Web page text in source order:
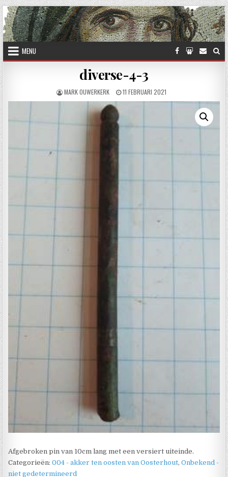
Skip to content
MENU
diverse-4-3
AUTHOR:
MARK OUWERKERK PUBLISHED DATE:
11 FEBRUARI 2021
Afgebroken pin van 10cm lang met een versiert uiteinde.
Categorieën:004 - akker ten oosten van Oosterhout,Onbekend -
niet gedetermineerd